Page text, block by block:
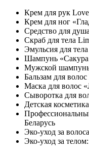
Крем для рук
Крем для ног
Средство для
Скраб для тела
Эмульсия для
Шампунь «Сакура
Мужской шампунь
Бальзам для
Маска для волос
Сыворотка для
Детская
Беларусь
Эко-уход за
Эко-уход за